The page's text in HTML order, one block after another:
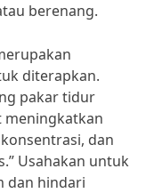
berenang.
diterapkan.
pakar tidur
meningkatkan
dan
Usahakan untuk
dan hindari